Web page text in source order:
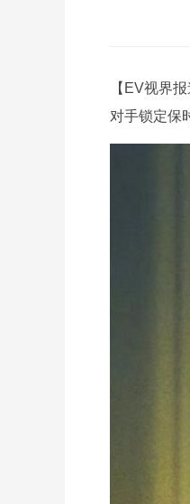
【EV视界
对手锁定保